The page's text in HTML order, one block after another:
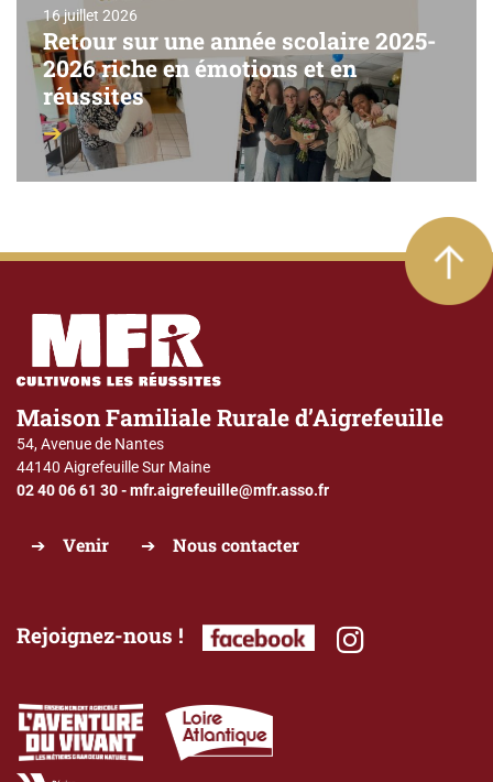
16 juillet 2026
Retour sur une année scolaire 2025-
2026 riche en émotions et en
réussites
Maison Familiale Rurale d’Aigrefeuille
54, Avenue de Nantes
44140 Aigrefeuille Sur Maine
02 40 06 61 30-mfr.aigrefeuille@mfr.asso.fr
Venir Nous contacter
Rejoignez-nous !